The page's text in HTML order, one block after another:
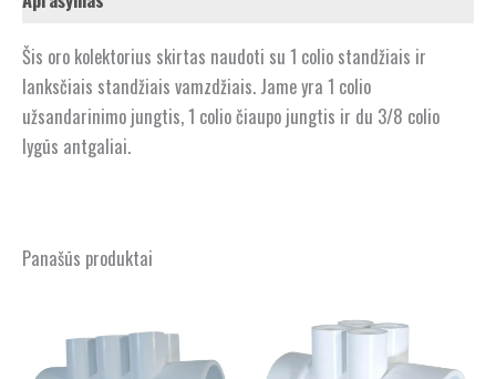
Šis oro kolektorius skirtas naudoti su 1 colio standžiais ir
lanksčiais standžiais vamzdžiais. Jame yra 1 colio
užsandarinimo jungtis, 1 colio čiaupo jungtis ir du 3/8 colio
lygūs antgaliai.
Panašūs produktai